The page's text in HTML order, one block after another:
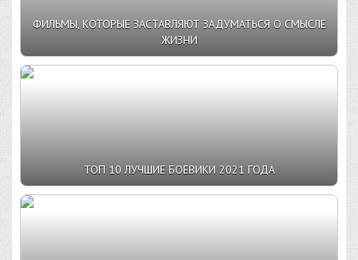
ФИЛЬМЫ, КОТОРЫЕ ЗАСТАВЛЯЮТ ЗАДУМАТЬСЯ О СМЫСЛЕ
ЖИЗНИ
ТОП 10 ЛУЧШИЕ БОЕВИКИ 2021 ГОДА